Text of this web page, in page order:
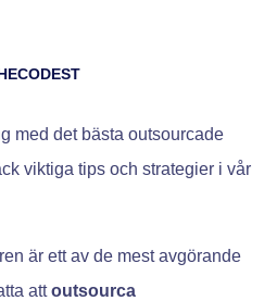
med det bästa outsourcade
viktiga tips och strategier i vår
är ett av de mest avgörande
attoutsourca